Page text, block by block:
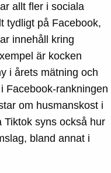
allt fler i sociala
tydligt på Facebook,
innehåll kring
är kocken
i årets mätning och
Facebook-rankningen
om husmanskost i
Tiktok syns också hur
bland annat i